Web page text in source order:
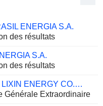
ENERGIA S.A.
des résultats
S.A.
des résultats
XINJIANG LIXIN ENERGY CO., LTD.
Générale Extraordinaire